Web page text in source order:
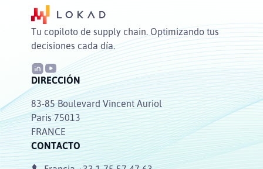
Tu copiloto de supply chain. Optimizando tus
decisiones cada día.
DIRECCIÓN
83-85 Boulevard Vincent Auriol
Paris 75013
FRANCE
CONTACTO